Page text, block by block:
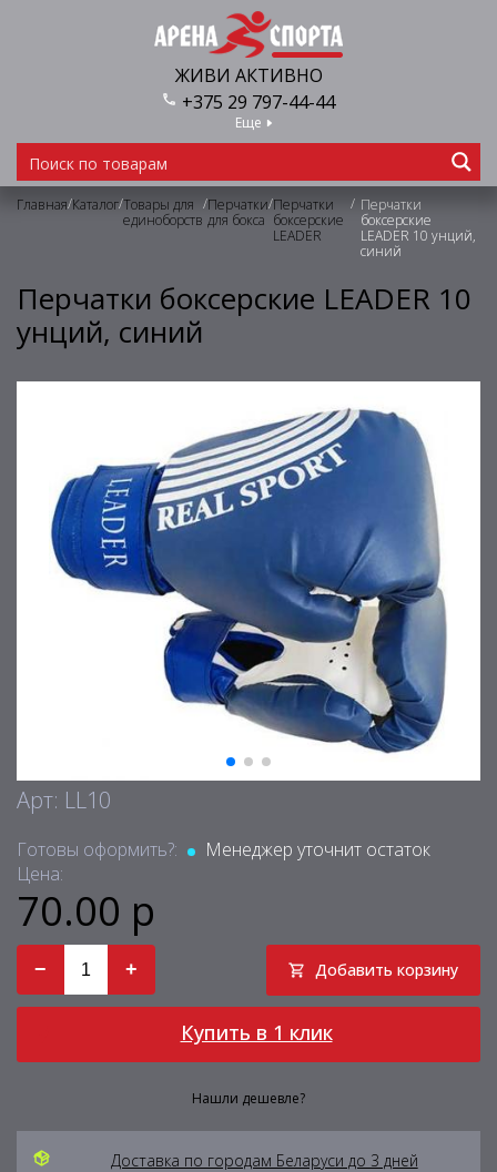
ЖИВИ АКТИВНО
+375 29 797-44-44
Еще
Главная/Каталог/Товары для
единоборств
/Перчатки
для бокса
/Перчатки
боксерские
LEADER
/ Перчатки
боксерские
LEADER 10 унций,
синий
Перчатки боксерские LEADER 10
унций, синий
Арт: LL10
Готовы оформить?:
Менеджер уточнит остаток
Цена:
70.00 р
− + Добавить корзину
Купить в 1 клик
Нашли дешевле?
Доставка по городам Беларуси до 3 дней